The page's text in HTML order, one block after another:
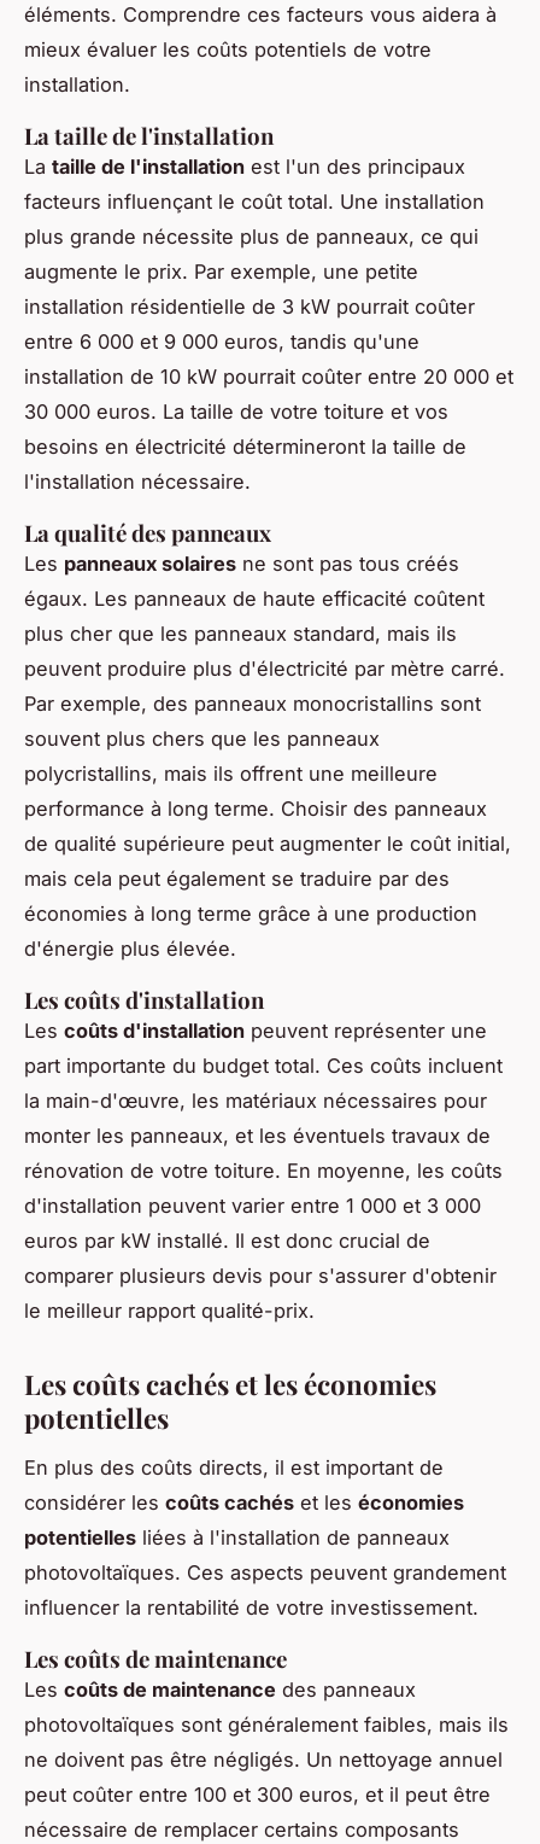
éléments. Comprendre ces facteurs vous aidera à
mieux évaluer les coûts potentiels de votre
installation.
La taille de l'installation
La taille de l'installation est l'un des principaux
facteurs influençant le coût total. Une installation
plus grande nécessite plus de panneaux, ce qui
augmente le prix. Par exemple, une petite
installation résidentielle de 3 kW pourrait coûter
entre 6 000 et 9 000 euros, tandis qu'une
installation de 10 kW pourrait coûter entre 20 000 et
30 000 euros. La taille de votre toiture et vos
besoins en électricité détermineront la taille de
l'installation nécessaire.
La qualité des panneaux
Les panneaux solaires ne sont pas tous créés
égaux. Les panneaux de haute efficacité coûtent
plus cher que les panneaux standard, mais ils
peuvent produire plus d'électricité par mètre carré.
Par exemple, des panneaux monocristallins sont
souvent plus chers que les panneaux
polycristallins, mais ils offrent une meilleure
performance à long terme. Choisir des panneaux
de qualité supérieure peut augmenter le coût initial,
mais cela peut également se traduire par des
économies à long terme grâce à une production
d'énergie plus élevée.
Les coûts d'installation
Les coûts d'installation peuvent représenter une
part importante du budget total. Ces coûts incluent
la main-d'œuvre, les matériaux nécessaires pour
monter les panneaux, et les éventuels travaux de
rénovation de votre toiture. En moyenne, les coûts
d'installation peuvent varier entre 1 000 et 3 000
euros par kW installé. Il est donc crucial de
comparer plusieurs devis pour s'assurer d'obtenir
le meilleur rapport qualité-prix.
Les coûts cachés et les économies
potentielles
En plus des coûts directs, il est important de
considérer les coûts cachés et les économies
potentielles liées à l'installation de panneaux
photovoltaïques. Ces aspects peuvent grandement
influencer la rentabilité de votre investissement.
Les coûts de maintenance
Les coûts de maintenance des panneaux
photovoltaïques sont généralement faibles, mais ils
ne doivent pas être négligés. Un nettoyage annuel
peut coûter entre 100 et 300 euros, et il peut être
nécessaire de remplacer certains composants